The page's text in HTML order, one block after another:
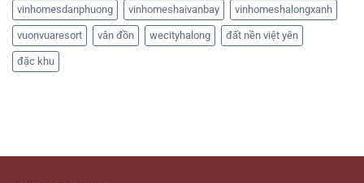
vinhomesdanphuong vinhomeshaivanbay vinhomeshalongxanh
vuonvuaresort vân đồn wecityhalong đất nền việt yên
đặc khu